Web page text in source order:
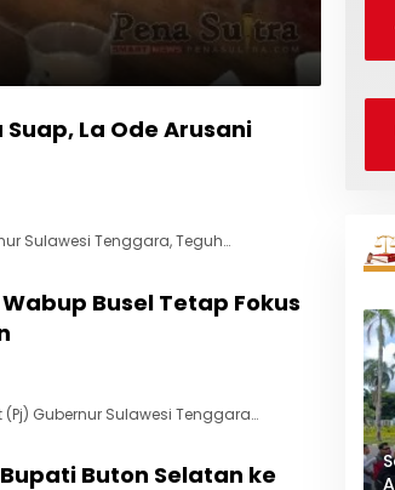
La Ode Arusani
Sulawesi Tenggara, Teguh…
Busel Tetap Fokus
(Pj) Gubernur Sulawesi Tenggara…
Buton Selatan ke